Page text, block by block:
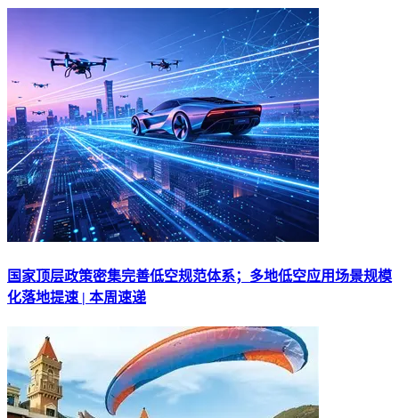
国家顶层政策密集完善低空规范体系；多地低空应用场景规模
化落地提速 | 本周速递